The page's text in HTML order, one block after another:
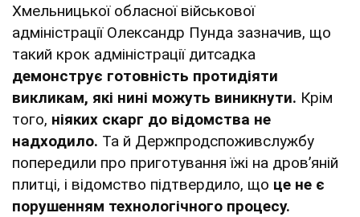
Хмельницької обласної військової
адміністрації Олександр Пунда зазначив, що
такий крок адміністрації дитсадка
демонструє готовність протидіяти
викликам, які нині можуть виникнути. Крім
того, ніяких скарг до відомства не
надходило. Та й Держпродспоживслужбу
попередили про приготування їжі на дровʼяній
плитці, і відомство підтвердило, що це не є
порушенням технологічного процесу.